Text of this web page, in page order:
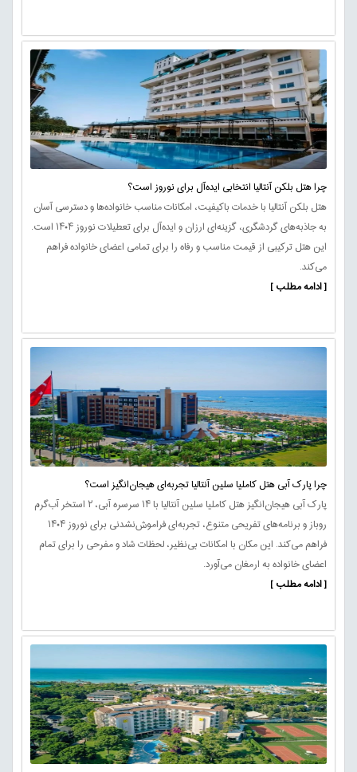
چرا هتل بلکن آنتالیا انتخابی ایده‌آل برای نوروز است؟
هتل بلکن آنتالیا با خدمات باکیفیت، امکانات مناسب خانواده‌ها و دسترسی آسان
به جاذبه‌های گردشگری، گزینه‌ای ارزان و ایده‌آل برای تعطیلات نوروز ۱۴۰۴ است.
این هتل ترکیبی از قیمت مناسب و رفاه را برای تمامی اعضای خانواده فراهم
می‌کند.
[ ادامه مطلب ]
چرا پارک آبی هتل کاملیا سلین آنتالیا تجربه‌ای هیجان‌انگیز است؟
پارک آبی هیجان‌انگیز هتل کاملیا سلین آنتالیا با ۱۴ سرسره آبی، ۲ استخر آب‌گرم
روباز و برنامه‌های تفریحی متنوع، تجربه‌ای فراموش‌نشدنی برای نوروز ۱۴۰۴
فراهم می‌کند. این مکان با امکانات بی‌نظیر، لحظات شاد و مفرحی را برای تمام
اعضای خانواده به ارمغان می‌آورد.
[ ادامه مطلب ]